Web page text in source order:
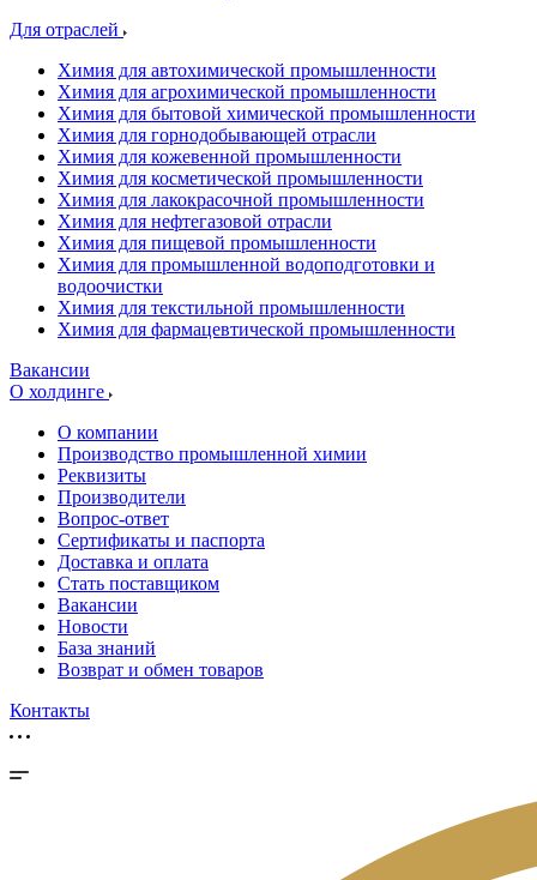
Для отраслей
Химия для автохимической промышленности
Химия для агрохимической промышленности
Химия для бытовой химической промышленности
Химия для горнодобывающей отрасли
Химия для кожевенной промышленности
Химия для косметической промышленности
Химия для лакокрасочной промышленности
Химия для нефтегазовой отрасли
Химия для пищевой промышленности
Химия для промышленной водоподготовки и
водоочистки
Химия для текстильной промышленности
Химия для фармацевтической промышленности
Вакансии
О холдинге
О компании
Производство промышленной химии
Реквизиты
Производители
Вопрос-ответ
Сертификаты и паспорта
Доставка и оплата
Стать поставщиком
Вакансии
Новости
База знаний
Возврат и обмен товаров
Контакты